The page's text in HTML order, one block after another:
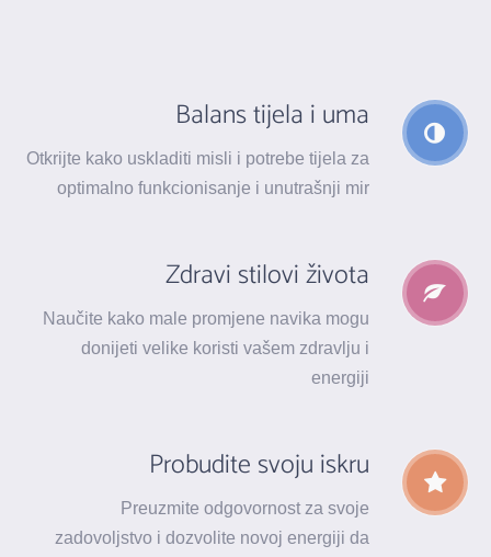
Balans tijela i uma
Otkrijte kako uskladiti misli i potrebe tijela za
optimalno funkcionisanje i unutrašnji mir
Zdravi stilovi života
Naučite kako male promjene navika mogu
donijeti velike koristi vašem zdravlju i
energiji
Probudite svoju iskru
Preuzmite odgovornost za svoje
zadovoljstvo i dozvolite novoj energiji da